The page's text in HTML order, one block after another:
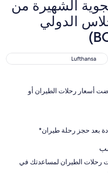
الشهيرة من
الدولي
Lufthansa
Lufthansa
أسعار رحلات الطيران أو
بعد حجز رحلة طيران*
رحلات الطيران لمساعدتك في